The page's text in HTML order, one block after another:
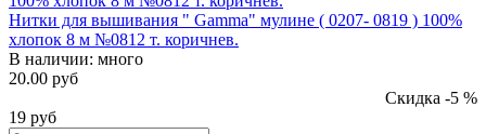
Нитки для вышивания " Gamma" мулине ( 0207- 0819 ) 100%
хлопок 8 м №0812 т. коричнев.
В наличии: много
20.00 руб
Скидка -5 %
19 руб